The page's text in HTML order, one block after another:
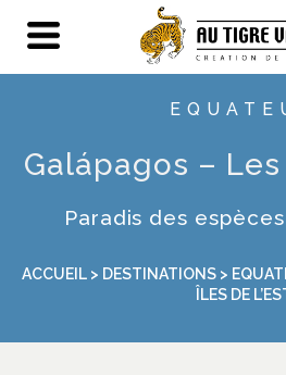
Galápagos – Les
Paradis des
ACCUEIL > DESTINATIONS >
ÎLES DE